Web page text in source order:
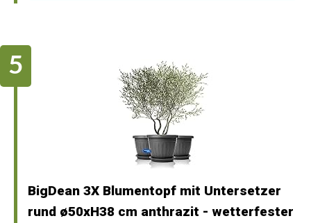
BigDean 3X Blumentopf mit Untersetzer
rund ø50xH38 cm anthrazit - wetterfester